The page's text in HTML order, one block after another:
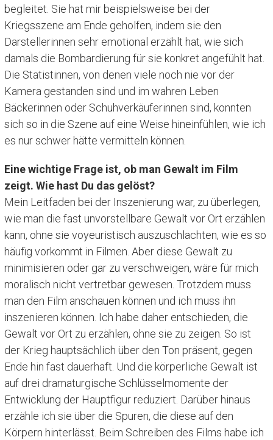
begleitet. Sie hat mir beispielsweise bei der
Kriegsszene am Ende geholfen, indem sie den
Darstellerinnen sehr emotional erzählt hat, wie sich
damals die Bombardierung für sie konkret angefühlt hat.
Die Statistinnen, von denen viele noch nie vor der
Kamera gestanden sind und im wahren Leben
Bäckerinnen oder Schuhverkäuferinnen sind, konnten
sich so in die Szene auf eine Weise hineinfühlen, wie ich
es nur schwer hätte vermitteln können.
Eine wichtige Frage ist, ob man Gewalt im Film
zeigt. Wie hast Du das gelöst?
Mein Leitfaden bei der Inszenierung war, zu überlegen,
wie man die fast unvorstellbare Gewalt vor Ort erzählen
kann, ohne sie voyeuristisch auszuschlachten, wie es so
häufig vorkommt in Filmen. Aber diese Gewalt zu
minimisieren oder gar zu verschweigen, wäre für mich
moralisch nicht vertretbar gewesen. Trotzdem muss
man den Film anschauen können und ich muss ihn
inszenieren können. Ich habe daher entschieden, die
Gewalt vor Ort zu erzählen, ohne sie zu zeigen. So ist
der Krieg hauptsächlich über den Ton präsent, gegen
Ende hin fast dauerhaft. Und die körperliche Gewalt ist
auf drei dramaturgische Schlüsselmomente der
Entwicklung der Hauptfigur reduziert. Darüber hinaus
erzähle ich sie über die Spuren, die diese auf den
Körpern hinterlässt. Beim Schreiben des Films habe ich